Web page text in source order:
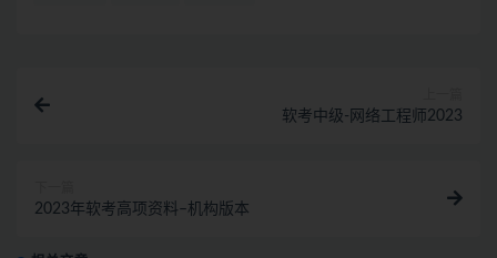
软考中级-网络工程师2023
2023年软考高项资料–机构版本